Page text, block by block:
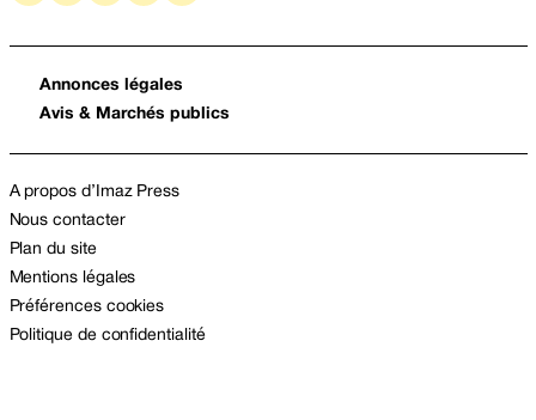
Annonces légales
Avis & Marchés publics
A propos d’Imaz Press
Nous contacter
Plan du site
Mentions légales
Préférences cookies
Politique de confidentialité